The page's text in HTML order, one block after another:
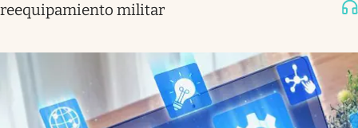
reequipamiento militar